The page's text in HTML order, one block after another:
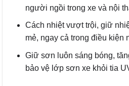
người ngồi trong xe và nội
Cách nhiệt vượt trội, giữ
mẻ, ngay cả trong điều kiện
Giữ sơn luôn sáng bóng,
bảo vệ lớp sơn xe khỏi tia